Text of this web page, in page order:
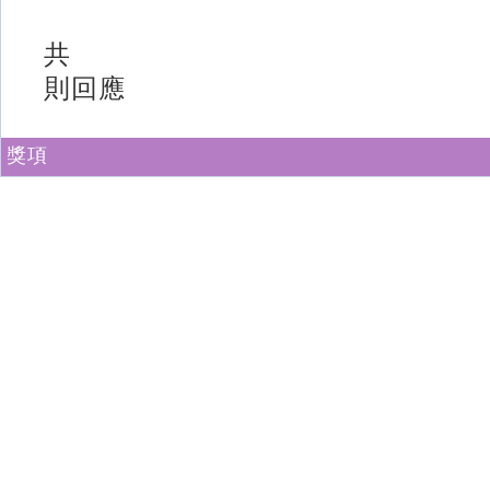
共
則回應
獎項